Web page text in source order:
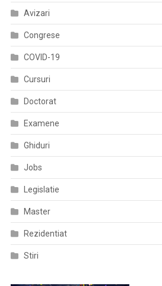
Avizari
Congrese
COVID-19
Cursuri
Doctorat
Examene
Ghiduri
Jobs
Legislatie
Master
Rezidentiat
Stiri